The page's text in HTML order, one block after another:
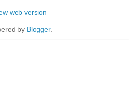
web version
by Blogger.